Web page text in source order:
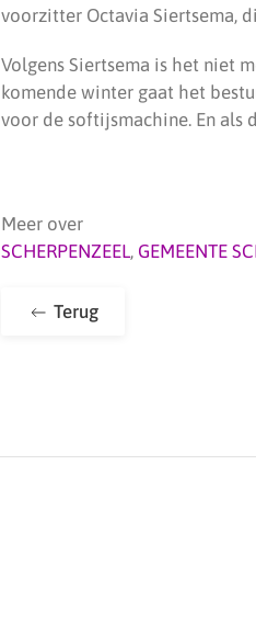
voorzitter Octavia Siertsema,
Volgens Siertsema is het niet
komende winter gaat het
voor de softijsmachine. En als
Meer over
SCHERPENZEEL, GEMEENTE
Terug